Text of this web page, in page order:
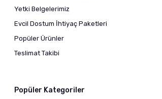
Yetki Belgelerimiz
Evcil Dostum İhtiyaç Paketleri
Popüler Ürünler
Teslimat Takibi
Popüler Kategoriler